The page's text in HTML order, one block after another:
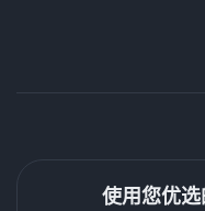
使用您优